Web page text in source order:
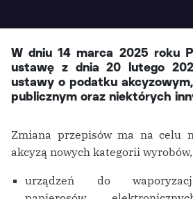
W dniu 14 marca 2025 roku
ustawę z dnia 20 lutego
ustawy o podatku
publicznym oraz niektórych
Zmiana przepisów ma na celu
akcyzą nowych kategorii
urządzeń do